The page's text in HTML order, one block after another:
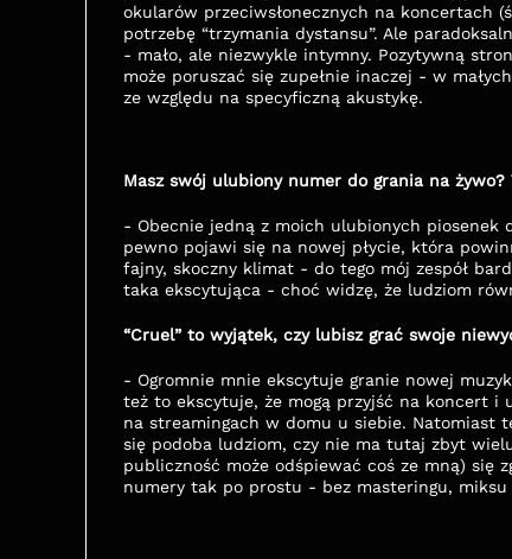
okularów przeciwsłonecznych na koncertach
potrzebę “trzymania dystansu”. Ale
- mało, ale niezwykle intymny. Pozytywną
może poruszać się zupełnie inaczej - w
ze względu na specyficzną akustykę.
Masz swój ulubiony numer do grania na
- Obecnie jedną z moich ulubionych piosenek
pewno pojawi się na nowej płycie, która
fajny, skoczny klimat - do tego mój zespół
taka ekscytująca - choć widzę, że ludziom
“Cruel” to wyjątek, czy lubisz grać swoje
- Ogromnie mnie ekscytuje granie nowej
też to ekscytuje, że mogą przyjść na koncert i
na streamingach w domu u siebie. Natomiast
się podoba ludziom, czy nie ma tutaj zbyt
publiczność może odśpiewać coś ze mną) się
numery tak po prostu - bez masteringu, miksu